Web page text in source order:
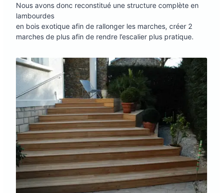
Nous avons donc reconstitué une structure complète en
lambourdes
en bois exotique afin de rallonger les marches, créer 2
marches de plus afin de rendre l’escalier plus pratique.